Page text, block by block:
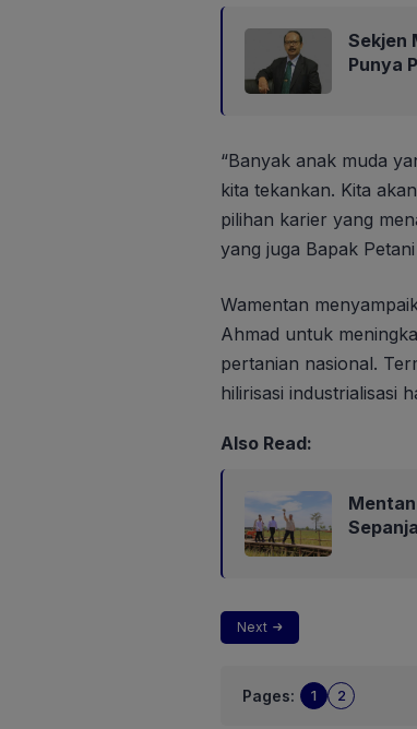
Sekjen
Punya
“Banyak anak muda
kita tekankan. Kita
pilihan karier yang
yang juga Bapak
Wamentan
Ahmad untuk
pertanian nasional.
hilirisasi industrialisasi
Also Read:
Next
Pages: 1 2